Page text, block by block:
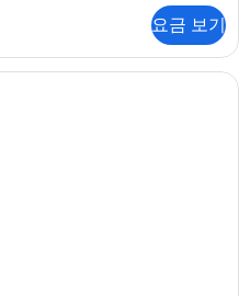
요금 보기
고급 침구, 오리/거위털 이불, 미니바,